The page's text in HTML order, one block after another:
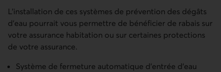
L’installation de ces systèmes de prévention des dégâts
d’eau pourrait vous permettre de bénéficier de rabais sur
votre assurance habitation ou sur certaines protections
de votre assurance.
Système de fermeture automatique d’entrée d’eau